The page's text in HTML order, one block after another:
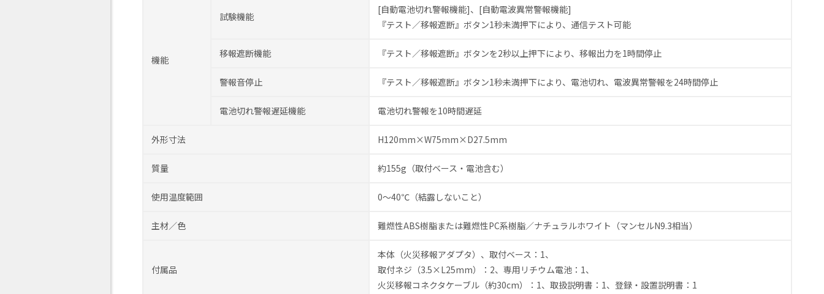
機能
試験機能
[自動電池切れ警報機能]、[自動電波異常警報機能]
『テスト／移報遮断』ボタン1秒未満押下により、通信テスト可能
移報遮断機能 『テスト／移報遮断』ボタンを2秒以上押下により、移報出力を1時間停止
警報音停止 『テスト／移報遮断』ボタン1秒未満押下により、電池切れ、電波異常警報を24時間停止
電池切れ警報遅延機能 電池切れ警報を10時間遅延
外形寸法 H120mm×W75mm×D27.5mm
質量 約155g（取付ベース・電池含む）
使用温度範囲 0～40℃（結露しないこと）
主材／色 難燃性ABS樹脂または難燃性PC系樹脂／ナチュラルホワイト（マンセルN9.3相当）
付属品
本体（火災移報アダプタ）、取付ベース：1、
取付ネジ（3.5×L25mm）：2、専用リチウム電池：1、
火災移報コネクタケーブル（約30cm）：1、取扱説明書：1、登録・設置説明書：1